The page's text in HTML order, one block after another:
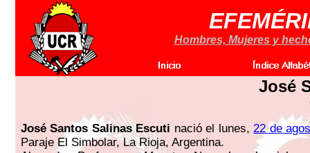
Hombres, Mujeres y
José
José Santos Salinas Escuti nació el lunes,22 de
Paraje El Simbolar, La Rioja, Argentina.